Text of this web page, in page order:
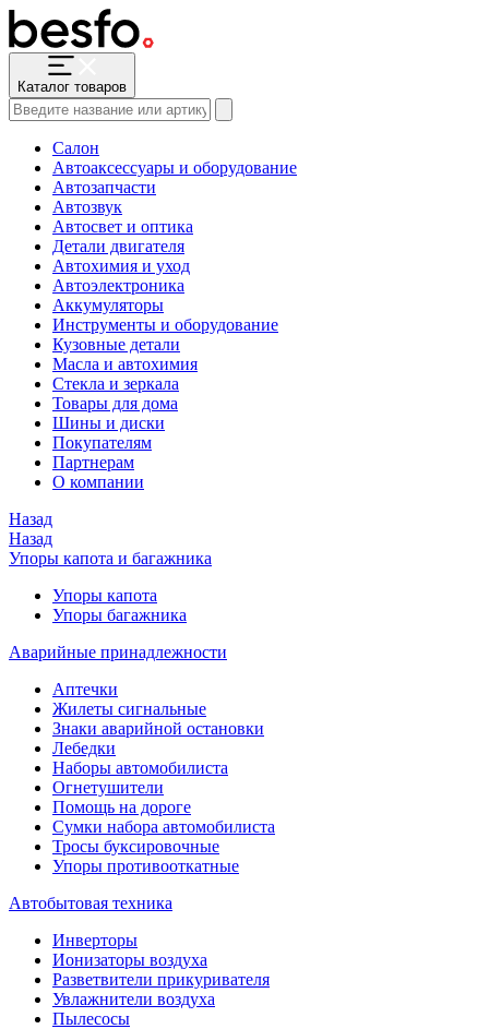
Каталог товаров
Салон
Автоаксессуары и оборудование
Автозапчасти
Автозвук
Автосвет и оптика
Детали двигателя
Автохимия и уход
Автоэлектроника
Аккумуляторы
Инструменты и оборудование
Кузовные детали
Масла и автохимия
Стекла и зеркала
Товары для дома
Шины и диски
Покупателям
Партнерам
О компании
Назад
Назад
Упоры капота и багажника
Упоры капота
Упоры багажника
Аварийные принадлежности
Аптечки
Жилеты сигнальные
Знаки аварийной остановки
Лебедки
Наборы автомобилиста
Огнетушители
Помощь на дороге
Сумки набора автомобилиста
Тросы буксировочные
Упоры противооткатные
Автобытовая техника
Инверторы
Ионизаторы воздуха
Разветвители прикуривателя
Увлажнители воздуха
Пылесосы